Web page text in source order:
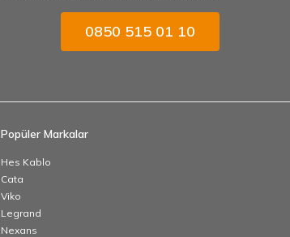
0850 515 01 10
Popüler Markalar
Hes Kablo
Cata
Viko
Legrand
Nexans